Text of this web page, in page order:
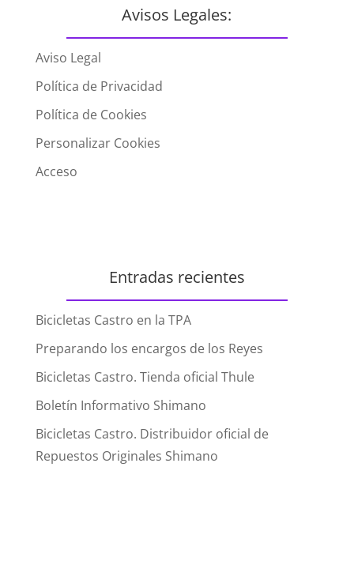
Avisos Legales:
Aviso Legal
Política de Privacidad
Política de Cookies
Personalizar Cookies
Acceso
Entradas recientes
Bicicletas Castro en la TPA
Preparando los encargos de los Reyes
Bicicletas Castro. Tienda oficial Thule
Boletín Informativo Shimano
Bicicletas Castro. Distribuidor oficial de
Repuestos Originales Shimano